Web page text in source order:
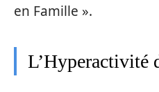
en Famille ».
L’Hyperactivité